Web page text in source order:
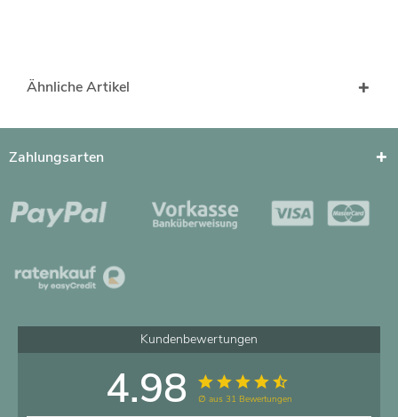
Ähnliche Artikel
Zahlungsarten
Kundenbewertungen
4.98 ∅ aus 31 Bewertungen